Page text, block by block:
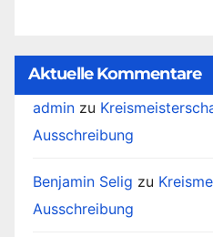
Aktuelle Kommentare
admin zu
Ausschreibung
Benjamin Selig zu
Ausschreibung